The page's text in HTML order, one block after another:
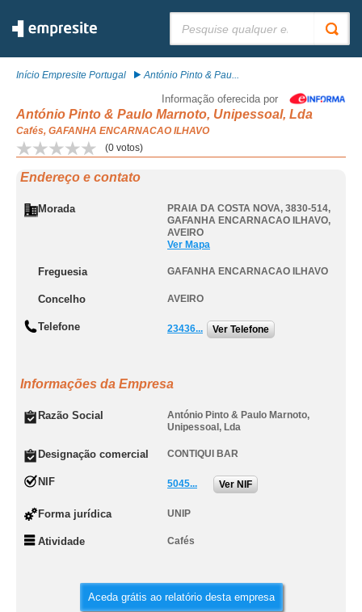
Início Empresite Portugal António Pinto & Pau...
Informação oferecida por
António Pinto & Paulo Marnoto, Unipessoal, Lda
Cafés, GAFANHA ENCARNACAO ILHAVO
(0 votos)
Endereço e contato
Morada PRAIA DA COSTA NOVA, 3830-514,
GAFANHA ENCARNACAO ILHAVO,
AVEIRO
Ver Mapa
Freguesia GAFANHA ENCARNACAO ILHAVO
Concelho AVEIRO
Telefone 23436... Ver Telefone
Informações da Empresa
Razão Social
António Pinto & Paulo Marnoto,
Unipessoal, Lda
Designação comercial CONTIQUI BAR
NIF 5045... Ver NIF
Forma jurídica UNIP
Atividade Cafés
Aceda grátis ao relatório desta empresa